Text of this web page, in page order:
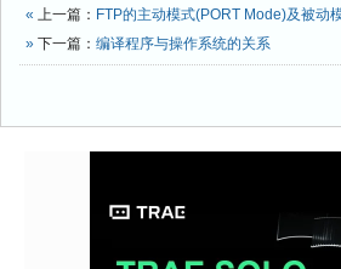
« 上一篇： FTP的主动模式(PORT Mode)及被动
» 下一篇： 编译程序与操作系统的关系